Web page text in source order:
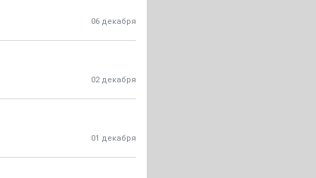
06 декабря
02 декабря
01 декабря